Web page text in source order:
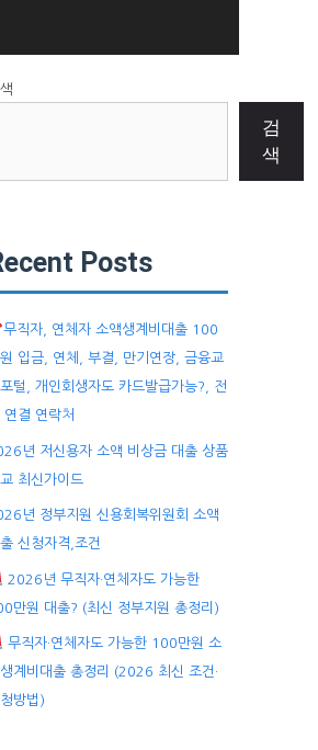
검
색
Posts
무직자, 연체자 소액생계비대출 100
입금, 연체, 부결, 만기연장, 금융교
털, 개인회생자도 카드발급가능?, 전
연결 연락처
년 저신용자 소액 비상금 대출 상품
최신가이드
년 정부지원 신용회복위원회 소액
신청자격,조건
2026년 무직자·연체자도 가능한
만원 대출? (최신 정부지원 총정리)
무직자·연체자도 가능한 100만원 소
계비대출 총정리 (2026 최신 조건·
방법)